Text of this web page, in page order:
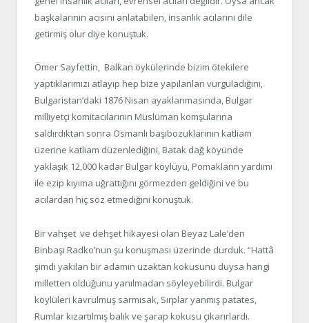
başkalarının acısını anlatabilen, insanlık acılarını dile
getirmiş olur diye konuştuk.
Ömer Sayfettin, Balkan öykülerinde bizim ötekilere
yaptıklarımızı atlayıp hep bize yapılanları vurguladığını,
Bulgaristan’daki 1876 Nisan ayaklanmasında, Bulgar
milliyetçi komitacılarının Müslüman komşularına
saldırdıktan sonra Osmanlı başıbozuklarının katliam
üzerine katliam düzenlediğini, Batak dağ köyünde
yaklaşık 12,000 kadar Bulgar köylüyü, Pomakların yardımı
ile ezip kıyıma uğrattığını görmezden geldiğini ve bu
acılardan hiç söz etmediğini konuştuk.
Bir vahşet ve dehşet hikayesi olan Beyaz Lale’den
Binbaşı Radko’nun şu konuşması üzerinde durduk. “Hattâ
şimdi yakılan bir adamın uzaktan kokusunu duysa hangi
milletten olduğunu yanılmadan söyleyebilirdi. Bulgar
köylüleri kavrulmuş sarmısak, Sırplar yanmış patates,
Rumlar kızartılmış balık ve şarap kokusu çıkarırlardı.